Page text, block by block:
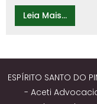
Leia Mais...
ESPÍRITO SANTO DO
- Aceti